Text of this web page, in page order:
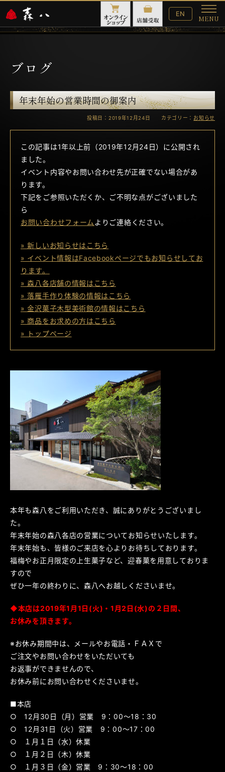
English
Website
EN
MENU
メ
ニ
ブログ
年末年始の営業時間の御案内
投稿日：2019年12月24日 カテゴリー： お知らせ
この記事は1年以上前（2019年12月24日）に公開され
ました。
イベント内容やお問い合わせ先が正確でない場合があ
ります。
下記をご参照いただくか、ご不明な点がございました
ら
お問い合わせフォーム よりご連絡ください。
» 新しいお知らせはこちら
» イベント情報はFacebookページでもお知らせしてお
ります。
» 森八各店舗の情報はこちら
» 落雁手作り体験の情報はこちら
» 金沢菓子木型美術館の情報はこちら
» 商品をお求めの方はこちら
» トップページ
本年も森八をご利用いただき、誠にありがとうございまし
た。
年末年始の森八各店の営業についてお知らせいたします。
年末年始も、皆様のご来店を心よりお待ちしております。
福梅やお正月限定の上生菓子など、迎春菓を用意しておりま
すので
ぜひ一年の終わりに、森八へお越しくださいませ。
◆本店は2019年1月1日(火)・1月2日(水)の２日間、
お休みを頂きます。
※お休み期間中は、メールやお電話・ＦＡＸで
ご注文やお問い合わせをいただいても
お返事ができませんので、
お休み前にお問い合わせくださいませ。
■本店
○ 12月30日（月）営業 9：00～18：30
○ 12月31日（火）営業 9：00～17：00
○ １月１日（水）休業
○ １月２日（木）休業
○ １月３日（金）営業 9：30～18：00